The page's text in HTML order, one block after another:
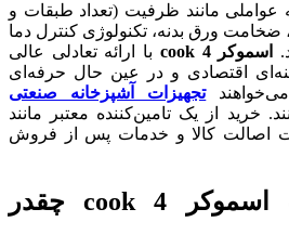
عواملی مانند ظرفیت (تعداد طبقات و
ورق بدنه، تکنولوژی کنترل دما
اسموکر 4 cook با ارائه تعادلی عالی
اقتصادی و در عین حال حرفه‌ای
تجهیزات آشپزخانه صنعتی
خرید از یک تامین‌کننده معتبر مانند
اصالت کالا و خدمات پس از فروش
۱. ظرفیت پخت اسموکر 4 cook چقدر